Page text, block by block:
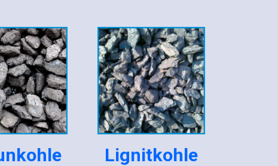
Lignitkohle